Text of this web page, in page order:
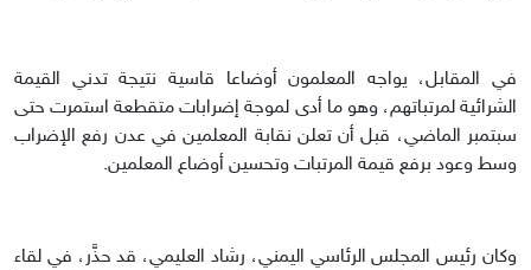
في المقابل، يواجه المعلمون أوضاعا قاسية نتيجة تدني القيمة
الشرائية لمرتباتهم، وهو ما أدى لموجة إضرابات متقطعة استمرت حتى
سبتمبر الماضي، قبل أن تعلن نقابة المعلمين في عدن رفع الإضراب
وسط وعود برفع قيمة المرتبات وتحسين أوضاع المعلمين.
وكان رئيس المجلس الرئاسي اليمني، رشاد العليمي، قد حذَّر، في لقاء